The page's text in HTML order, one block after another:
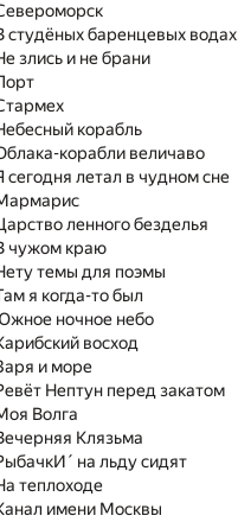
студёных баренцевых водах
злись и не брани
корабль
корабли величаво
сегодня летал в чудном сне
ленного безделья
чужом краю
темы для поэмы
я когда-то был
ночное небо
восход
и море
Нептун перед закатом
Волга
Клязьма
на льду сидят
теплоходе
имени Москвы